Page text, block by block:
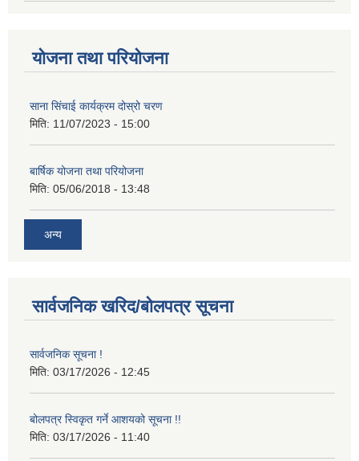
योजना तथा परियोजना
साना सिंचाई कार्यक्रम दोस्रो चरण
मिति: 11/07/2023 - 15:00
बार्षिक योजना तथा परियोजना
मिति: 05/06/2018 - 13:48
अन्य
सार्वजनिक खरिद/बोलपत्र सूचना
सार्वजनिक सूचना !
मिति: 03/17/2026 - 12:45
बोलपत्र स्विकृत गर्ने आशयको सूचना !!
मिति: 03/17/2026 - 11:40